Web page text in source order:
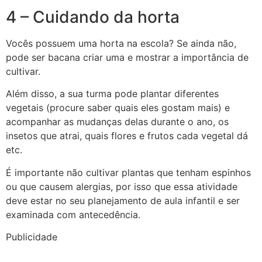
4 – Cuidando da horta
Vocês possuem uma horta na escola? Se ainda não,
pode ser bacana criar uma e mostrar a importância de
cultivar.
Além disso, a sua turma pode plantar diferentes
vegetais (procure saber quais eles gostam mais) e
acompanhar as mudanças delas durante o ano, os
insetos que atrai, quais flores e frutos cada vegetal dá
etc.
É importante não cultivar plantas que tenham espinhos
ou que causem alergias, por isso que essa atividade
deve estar no seu planejamento de aula infantil e ser
examinada com antecedência.
Publicidade